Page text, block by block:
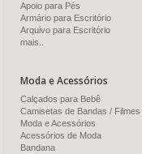
Apoio para Pés
Armário para Escritório
Arquivo para Escritório
mais..
Moda e Acessórios
Calçados para Bebê
Camisetas de Bandas / Filmes
Moda e Acessórios
Acessórios de Moda
Bandana